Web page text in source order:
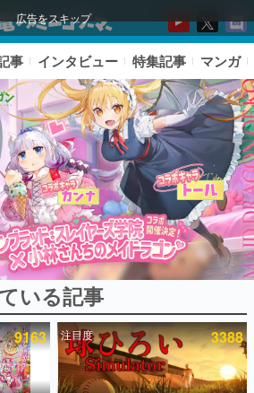
広告をスキップ
プ
いる記事ランキング
事 インタビュー 特集記事 マンガ
いる記事
9163 注目度 3388